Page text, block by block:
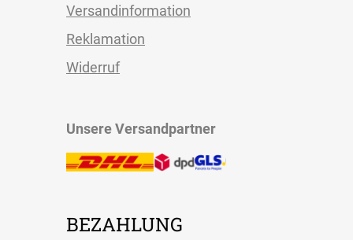
Versandinformation
Reklamation
Widerruf
Unsere Versandpartner
BEZAHLUNG